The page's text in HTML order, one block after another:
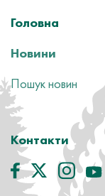
Головна
Новини
Пошук новин
Контакти